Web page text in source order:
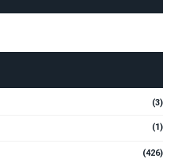
(3)
(1)
(426)